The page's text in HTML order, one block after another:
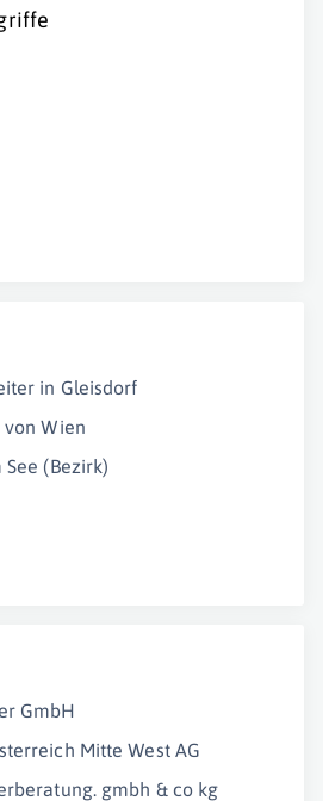
in Gleisdorf
Wien
(Bezirk)
GmbH
Mitte West AG
gmbh & co kg